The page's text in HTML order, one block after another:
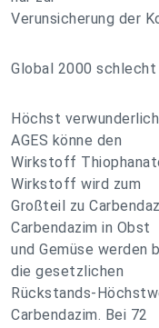
Verunsicherung der
Global 2000
Höchst
AGES könne den
Wirkstoff
Wirkstoff wird zum
Großteil zu
Carbendazim in Obst
und Gemüse werden
die gesetzlichen
Rückstands-
Carbendazim. Bei 72